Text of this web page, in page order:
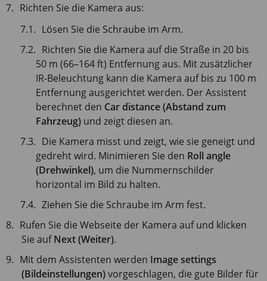
Richten Sie die Kamera aus:
Lösen Sie die Schraube im Arm.
Richten Sie die Kamera auf die Straße in 20 bis
50 m (66–164 ft) Entfernung aus. Mit zusätzlicher
IR-Beleuchtung kann die Kamera auf bis zu 100 m
Entfernung ausgerichtet werden. Der Assistent
berechnet den Car distance (Abstand zum
Fahrzeug) und zeigt diesen an.
Die Kamera misst und zeigt, wie sie geneigt und
gedreht wird. Minimieren Sie den Roll angle
(Drehwinkel), um die Nummernschilder
horizontal im Bild zu halten.
Ziehen Sie die Schraube im Arm fest.
Rufen Sie die Webseite der Kamera auf und klicken
Sie aufNext (Weiter).
Mit dem Assistenten werden Image settings
(Bildeinstellungen)vorgeschlagen, die gute Bilder für